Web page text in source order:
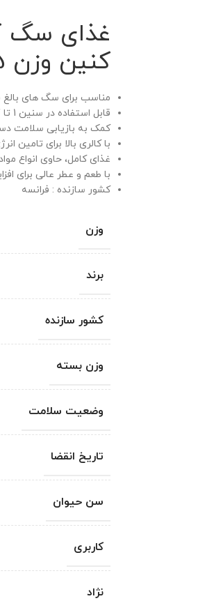
کنین وزن 7.5 کیلوگرم
مناسب برای سگ های بالغ
قابل استفاده در سنین 1 تا 7 سالگی
کمک به بازیابی سلامت
با کالری بالا برای تامین
غذای کامل، حاوی انواع
با طعم و عطر عالی برای
کشور سازنده : فرانسه
وزن
برند
کشور سازنده
وزن بسته
وضعیت سلامت
تاریخ انقضا
سن حیوان
کاربری
نژاد